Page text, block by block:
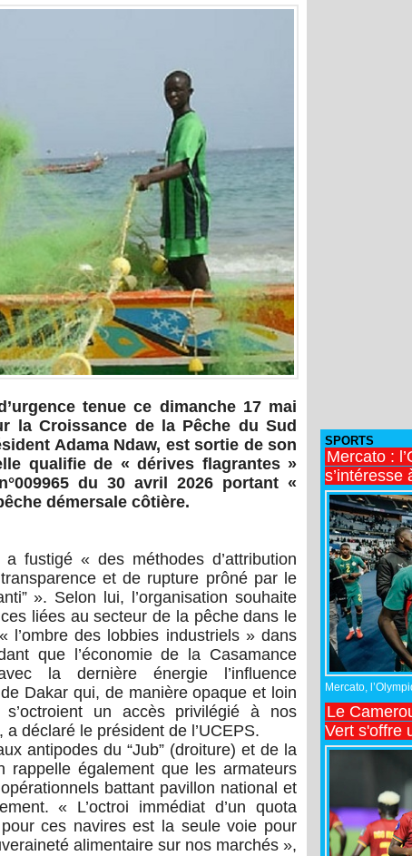
tenue ce dimanche 17 mai
la Croissance de la Pêche du Sud
Adama Ndaw, est sortie de son
qualifie de « dérives flagrantes »
du 30 avril 2026 portant «
démersale côtière.
fustigé « des méthodes d’attribution
et de rupture prôné par le
». Selon lui, l’organisation souhaite
liées au secteur de la pêche dans le
l’ombre des lobbies industriels » dans
que l’économie de la Casamance
la dernière énergie l’influence
Dakar qui, de manière opaque et loin
un accès privilégié à nos
déclaré le président de l’UCEPS.
antipodes du “Jub” (droiture) et de la
rappelle également que les armateurs
battant pavillon national et
« L’octroi immédiat d’un quota
ces navires est la seule voie pour
alimentaire sur nos marchés »,
SPORTS
Mercato :
s’intéresse
Mercato,
Le
Vert s'offre